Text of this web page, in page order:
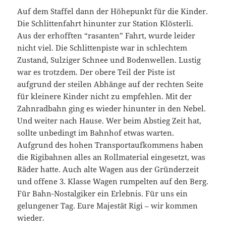
Auf dem Staffel dann der Höhepunkt für die Kinder.
Die Schlittenfahrt hinunter zur Station Klösterli.
Aus der erhofften “rasanten” Fahrt, wurde leider
nicht viel. Die Schlittenpiste war in schlechtem
Zustand, Sulziger Schnee und Bodenwellen. Lustig
war es trotzdem. Der obere Teil der Piste ist
aufgrund der steilen Abhänge auf der rechten Seite
für kleinere Kinder nicht zu empfehlen. Mit der
Zahnradbahn ging es wieder hinunter in den Nebel.
Und weiter nach Hause. Wer beim Abstieg Zeit hat,
sollte unbedingt im Bahnhof etwas warten.
Aufgrund des hohen Transportaufkommens haben
die Rigibahnen alles an Rollmaterial eingesetzt, was
Räder hatte. Auch alte Wagen aus der Gründerzeit
und offene 3. Klasse Wagen rumpelten auf den Berg.
Für Bahn-Nostalgiker ein Erlebnis. Für uns ein
gelungener Tag. Eure Majestät Rigi – wir kommen
wieder.